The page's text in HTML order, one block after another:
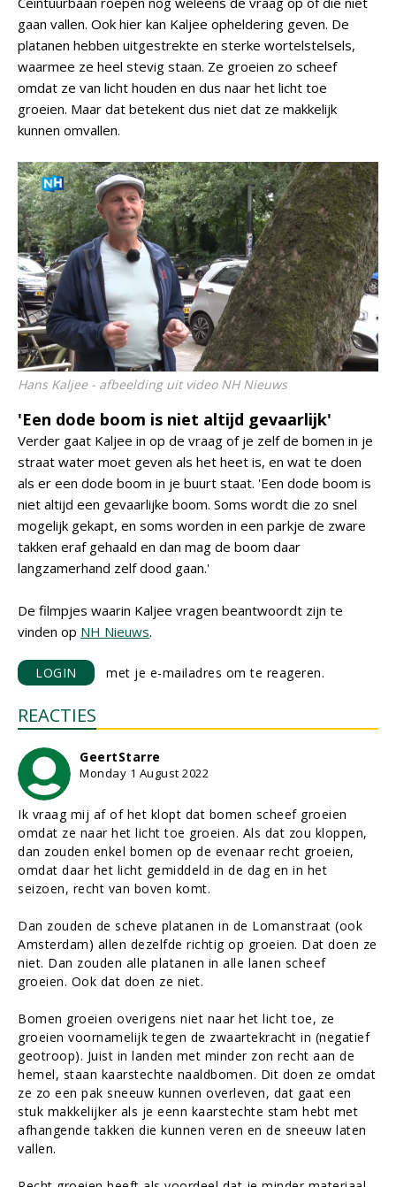
gaan vallen. Ook hier kan Kaljee opheldering geven. De
platanen hebben uitgestrekte en sterke wortelstelsels,
waarmee ze heel stevig staan. Ze groeien zo scheef
omdat ze van licht houden en dus naar het licht toe
groeien. Maar dat betekent dus niet dat ze makkelijk
kunnen omvallen.
Hans Kaljee - afbeelding uit video NH Nieuws
'Een dode boom is niet altijd gevaarlijk'
Verder gaat Kaljee in op de vraag of je zelf de bomen in je
straat water moet geven als het heet is, en wat te doen
als er een dode boom in je buurt staat. 'Een dode boom is
niet altijd een gevaarlijke boom. Soms wordt die zo snel
mogelijk gekapt, en soms worden in een parkje de zware
takken eraf gehaald en dan mag de boom daar
langzamerhand zelf dood gaan.'
De filmpjes waarin Kaljee vragen beantwoordt zijn te
vinden op NH Nieuws.
LOGIN met je e-mailadres om te reageren.
REACTIES
GeertStarre
Monday 1 August 2022
Ik vraag mij af of het klopt dat bomen scheef groeien
omdat ze naar het licht toe groeien. Als dat zou kloppen,
dan zouden enkel bomen op de evenaar recht groeien,
omdat daar het licht gemiddeld in de dag en in het
seizoen, recht van boven komt.
Dan zouden de scheve platanen in de Lomanstraat (ook
Amsterdam) allen dezelfde richtig op groeien. Dat doen ze
niet. Dan zouden alle platanen in alle lanen scheef
groeien. Ook dat doen ze niet.
Bomen groeien overigens niet naar het licht toe, ze
groeien voornamelijk tegen de zwaartekracht in (negatief
geotroop). Juist in landen met minder zon recht aan de
hemel, staan kaarstechte naaldbomen. Dit doen ze omdat
ze zo een pak sneeuw kunnen overleven, dat gaat een
stuk makkelijker als je eenn kaarstechte stam hebt met
afhangende takken die kunnen veren en de sneeuw laten
vallen.